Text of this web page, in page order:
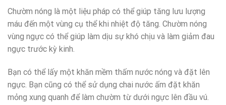
Chườm nóng là một liệu pháp có thể giúp tăng lưu lượng
máu đến một vùng cụ thể khi nhiệt độ tăng. Chườm nóng
vùng ngực có thể giúp làm dịu sự khó chịu và làm giảm đau
ngực trước kỳ kinh.
Bạn có thể lấy một khăn mềm thấm nước nóng và đặt lên
ngực. Bạn cũng có thể sử dụng chai nước ấm đặt khăn
mỏng xung quanh để làm chườm từ dưới ngực lên đầu vú.